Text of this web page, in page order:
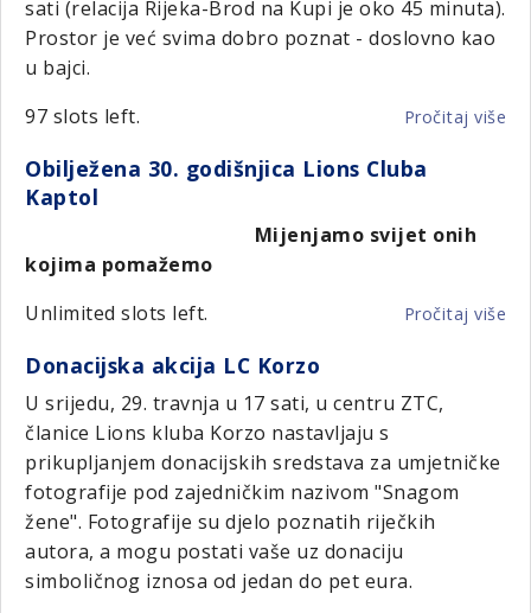
sati (relacija Rijeka-Brod na Kupi je oko 45 minuta).
Prostor je već svima dobro poznat - doslovno kao
u bajci.
97 slots left.
Pročitaj više
Obilježena 30. godišnjica Lions Cluba
Kaptol
Mijenjamo svijet onih
kojima pomažemo
Unlimited slots left.
Pročitaj više
Donacijska akcija LC Korzo
U srijedu, 29. travnja u 17 sati, u centru ZTC,
članice Lions kluba Korzo nastavljaju s
prikupljanjem donacijskih sredstava za umjetničke
fotografije pod zajedničkim nazivom "Snagom
žene". Fotografije su djelo poznatih riječkih
autora, a mogu postati vaše uz donaciju
simboličnog iznosa od jedan do pet eura.